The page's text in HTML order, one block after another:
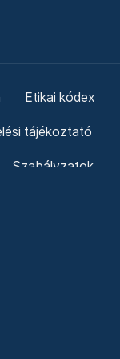
Etikai kódex
tájékoztató
Szabályzatok